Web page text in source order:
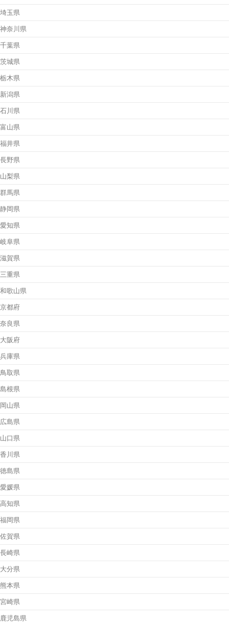
埼玉県
神奈川県
千葉県
茨城県
栃木県
新潟県
石川県
富山県
福井県
長野県
山梨県
群馬県
静岡県
愛知県
岐阜県
滋賀県
三重県
和歌山県
京都府
奈良県
大阪府
兵庫県
鳥取県
島根県
岡山県
広島県
山口県
香川県
徳島県
愛媛県
高知県
福岡県
佐賀県
長崎県
大分県
熊本県
宮崎県
鹿児島県